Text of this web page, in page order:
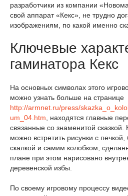
разработчики из компании
свой аппарат «Кекс», не трудно
изображениям, по какой именно
Ключевые
гаминатора Кекс
На основных символах этого
можно узнать больше на странице
http://armnet.ru/press/
um_04.htm , находятся главные
связанные со знаменитой сказкой.
можно встретить рисунки с
скалкой и самим колобком,
плане при этом нарисовано
деревенской избы.
По своему игровому процессу